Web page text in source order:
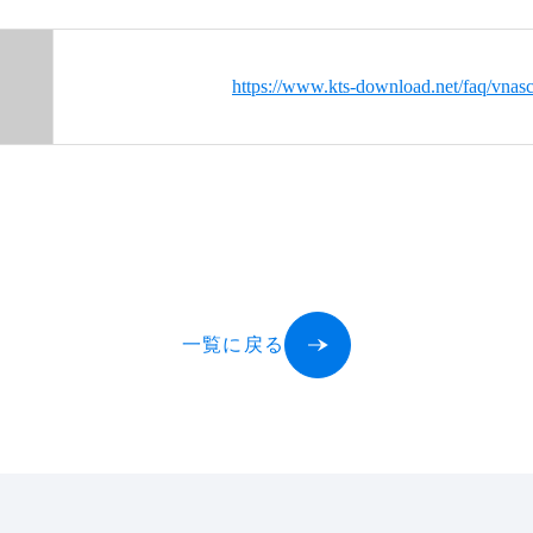
https://www.kts-download.net/faq/
一覧に戻る